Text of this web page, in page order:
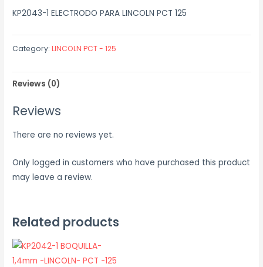
KP2043-1 ELECTRODO PARA LINCOLN PCT 125
Category:LINCOLN PCT - 125
Reviews (0)
Reviews
There are no reviews yet.
Only logged in customers who have purchased this product
may leave a review.
Related products